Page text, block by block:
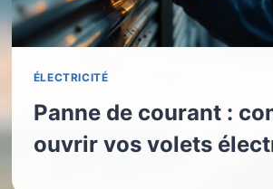
ÉLECTRICITÉ
Panne de courant :
ouvrir vos volets